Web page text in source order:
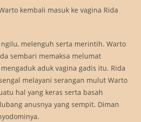
kembali masuk ke vagina Rida
melenguh serta merintih. Warto
sembari memaksa melumat
aduk vagina gadis itu. Rida
melayani serangan mulut Warto
hal yang keras serta basah
anusnya yang sempit. Diman